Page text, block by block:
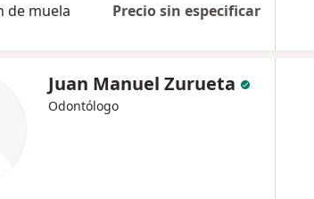
de muela Precio sin especificar
Juan Manuel Zurueta
Odontólogo